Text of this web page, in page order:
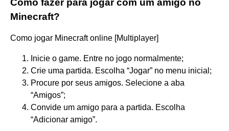
Minecraft?
Como jogar Minecraft online [Multiplayer]
Inicie o game. Entre no jogo normalmente;
Crie uma partida. Escolha “Jogar” no menu inicial;
Procure por seus amigos. Selecione a aba
“Amigos”;
Convide um amigo para a partida. Escolha
“Adicionar amigo”.